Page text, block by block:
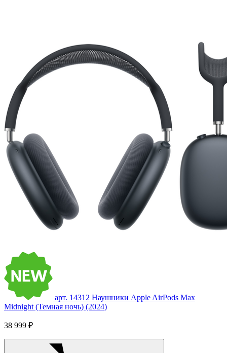
арт. 14312 Наушники Apple AirPods Max
Midnight (Темная ночь) (2024)
38 999 ₽